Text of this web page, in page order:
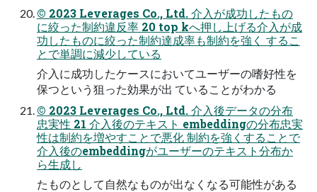
© 2023 Leverages Co., Ltd. 介入が成功したもの
に絞った制約違反率 20 top kへ押し上げる介入が成
功したものに絞った制約達成率も制約を強く するこ
とで単調に減少している
介入に成功したケースにおいてユーザーの嗜好性を
保つという狙った効果が出 ていることがわかる
© 2023 Leverages Co., Ltd. 介入後データの分布
忠実性 21 介入後のテキスト embeddingの分布忠実
性は制約を増やすことで悪化 制約を強くすることで
介入後のembeddingがユーザーのテキスト分布か
ら生成し
たものとして自然なものが出なくなる可能性がある